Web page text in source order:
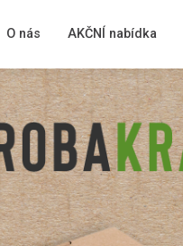
O nás AKČNÍ nabídka